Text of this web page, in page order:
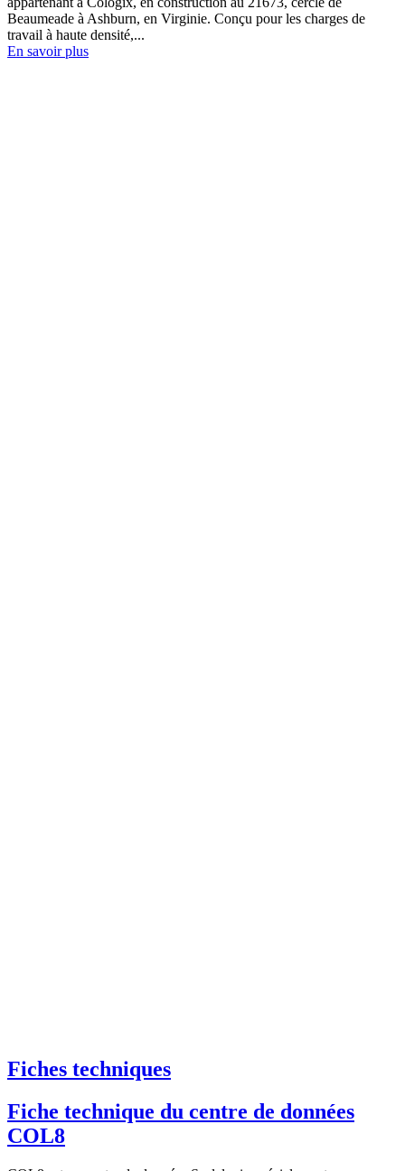
Beaumeade à Ashburn, en Virginie. Conçu pour les charges de
travail à haute densité,...
En savoir plus
Fiches techniques
Fiche technique du centre de données
COL8